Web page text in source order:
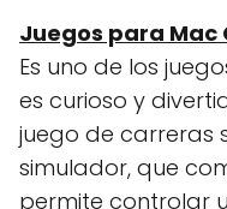
Juegos para Mac
Es uno de los
es curioso y
juego de carreras
simulador, que
permite controlar